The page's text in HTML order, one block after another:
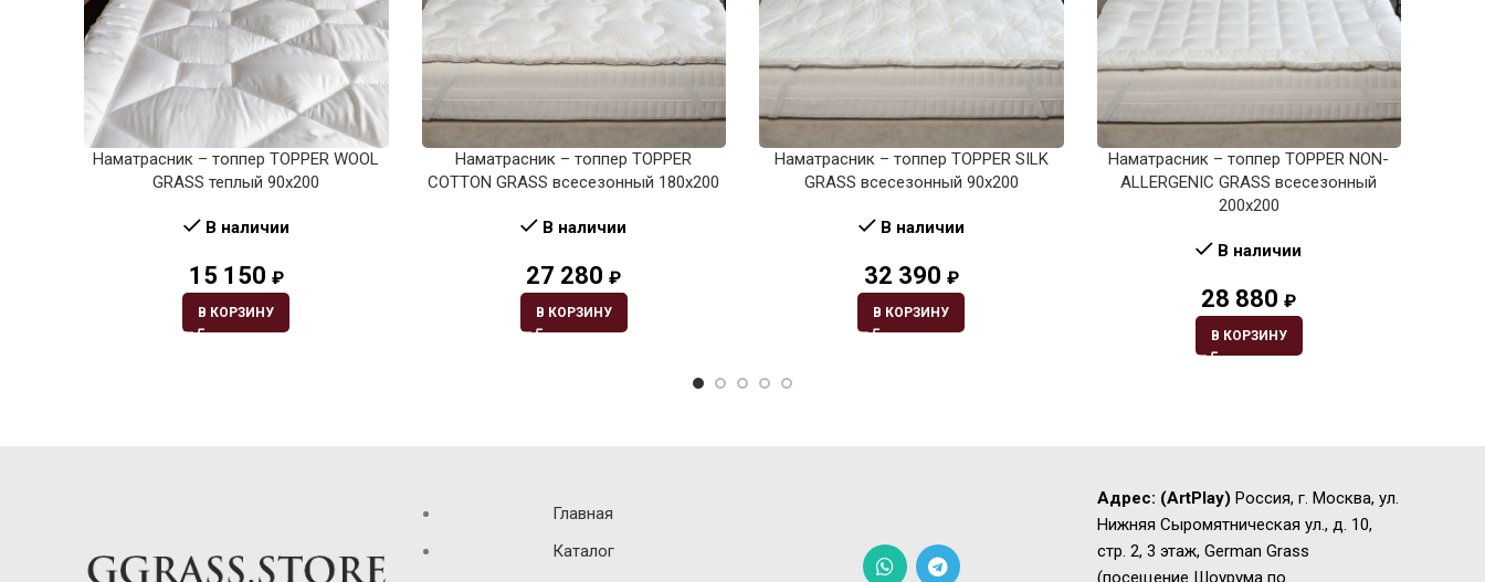
Наматрасник – топпер TOPPER WOOL
GRASS теплый 90х200
В наличии
15 150 ₽
В КОРЗИНУ
Наматрасник – топпер TOPPER
COTTON GRASS всесезонный 180х200
В наличии
27 280 ₽
В КОРЗИНУ
Наматрасник – топпер TOPPER SILK
GRASS всесезонный 90х200
В наличии
32 390 ₽
В КОРЗИНУ
Наматрасник – топпер TOPPER NON-
ALLERGENIC GRASS всесезонный
200х200
В наличии
28 880 ₽
В КОРЗИНУ
Главная
Каталог
Адрес: (ArtPlay) Россия, г. Москва, ул.
Нижняя Сыромятническая ул., д. 10,
стр. 2, 3 этаж, German Grass